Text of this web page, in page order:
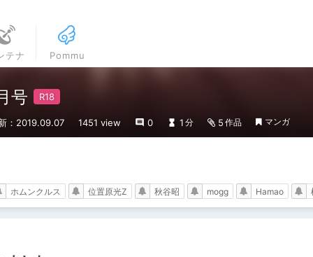
テナ Pommu
号
：2019.09.07 1451 view 0 1 分 5 作品 マンガ
ホムンクルス 位置原光Z 秋谷昭 mogg Hamao